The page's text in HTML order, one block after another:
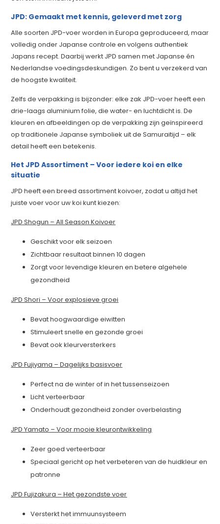
JPD: Gemaakt met kennis, geleverd met zorg
Alle soorten JPD-voer worden in Europa geproduceerd, maar
volledig onder Japanse controle en volgens authentiek
Japans recept. Daarbij werkt JPD samen met Japanse én
Nederlandse voedingsdeskundigen. Zo bent u verzekerd van
de hoogste kwaliteit.
Zelfs de verpakking is bijzonder: elke zak JPD-voer heeft een
drie-laags aluminium folie, die water- en luchtdicht is. De
kleuren en afbeeldingen op de verpakking zijn geïnspireerd
op traditionele Japanse symboliek uit de Samuraitijd – elk
detail heeft een betekenis.
Het JPD Assortiment – Voor iedere koi en elke
situatie
JPD heeft een breed assortiment koivoer, zodat u altijd het
juiste voer voor uw koi kunt kiezen:
JPD Shogun – All Season Koivoer
Geschikt voor elk seizoen
Zichtbaar resultaat binnen 10 dagen
Zorgt voor levendige kleuren en betere algehele
gezondheid
JPD Shori – Voor explosieve groei
Bevat hoogwaardige eiwitten
Stimuleert snelle en gezonde groei
Bevat ook kleurversterkers
JPD Fujiyama – Dagelijks basisvoer
Perfect na de winter of in het tussenseizoen
Licht verteerbaar
Onderhoudt gezondheid zonder overbelasting
JPD Yamato – Voor mooie kleurontwikkeling
Zeer goed verteerbaar
Speciaal gericht op het verbeteren van de huidkleur en
patronne
JPD Fujizakura – Het gezondste voer
Versterkt het immuunsysteem